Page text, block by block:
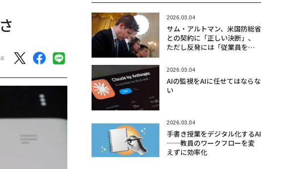
2026.03.04
サム・アルトマン、米国防総省
との契約に「正しい決断」、
ただし反発には「従業員を巻
2026.03.04
AIの監視をAIに任せてはならな
い
2026.03.04
手書き授業をデジタル化するAI
──教員のワークフローを変
えずに効率化